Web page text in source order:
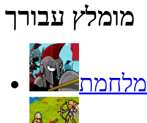
מומלץ עבורך
מלחמת